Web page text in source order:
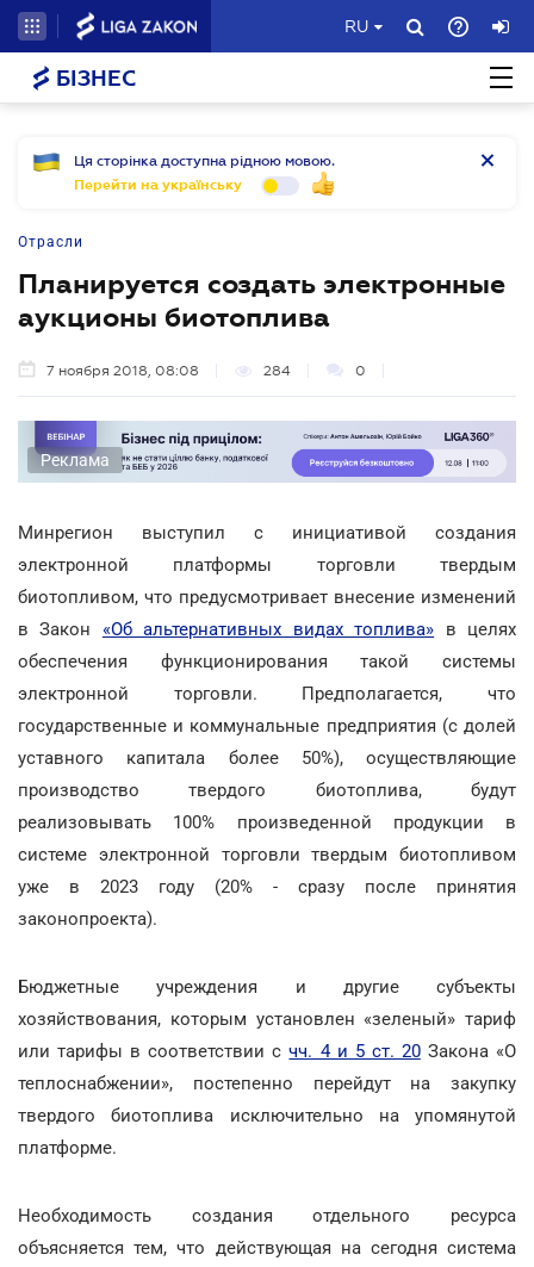
RU
БІЗНЕС
Ця сторінка доступна рідною мовою.
Перейти на українську
Отрасли
Планируется создать электронные
аукционы биотоплива
7 ноября 2018, 08:08 284 0
Реклама
Минрегион выступил с инициативой создания
электронной платформы торговли твердым
биотопливом, что предусмотривает внесение изменений
в Закон «Об альтернативных видах топлива»
в целях
обеспечения функционирования такой системы
электронной торговли. Предполагается, что
государственные и коммунальные предприятия (с долей
уставного капитала более 50%), осуществляющие
производство твердого биотоплива, будут
реализовывать 100% произведенной продукции в
системе электронной торговли твердым биотопливом
уже в 2023 году (20% - сразу после принятия
законопроекта).
Бюджетные учреждения и другие субъекты
хозяйствования, которым установлен «зеленый» тариф
или тарифы в соответствии счч. 4 и 5 ст. 20 Закона «О
теплоснабжении», постепенно перейдут на закупку
твердого биотоплива исключительно на упомянутой
платформе.
Необходимость создания отдельного ресурса
объясняется тем, что действующая на сегодня система